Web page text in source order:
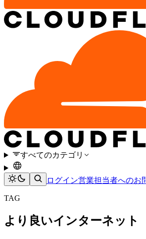
すべてのカテゴリ
ログイン営業担当者へのお
TAG
より良いインターネット